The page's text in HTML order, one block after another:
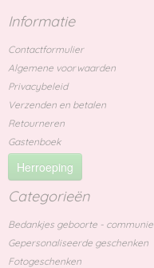
Informatie
Contactformulier
Algemene voorwaarden
Privacybeleid
Verzenden en betalen
Retourneren
Gastenboek
Herroeping
Categorieën
Bedankjes geboorte - communie
Gepersonaliseerde geschenken
Fotogeschenken